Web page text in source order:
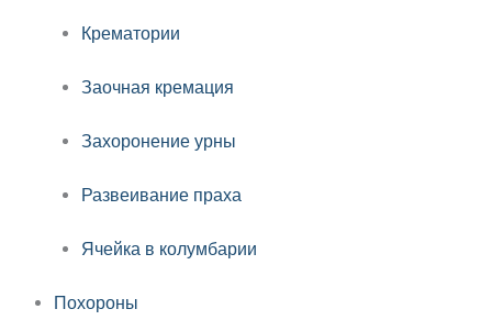
Крематории
Заочная кремация
Захоронение урны
Развеивание праха
Ячейка в колумбарии
Похороны